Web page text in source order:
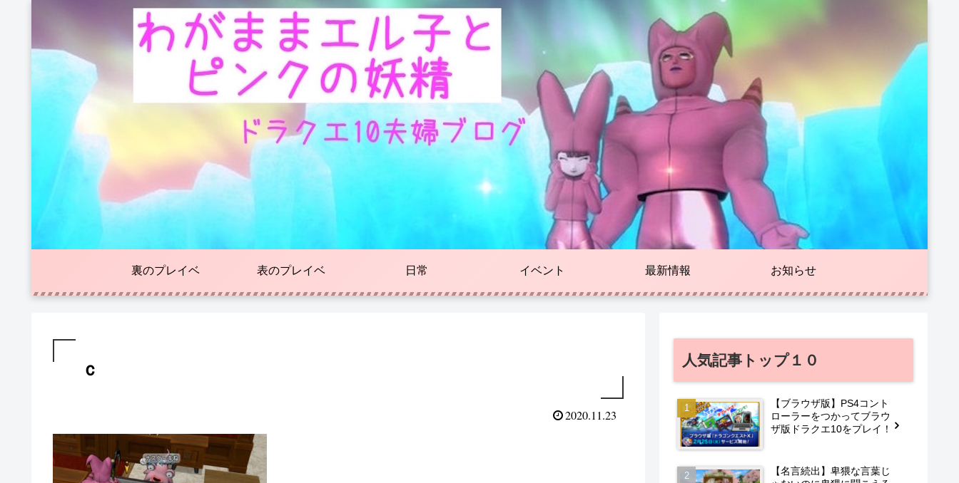
裏のプレイベ 表のプレイベ 日常 イベント 最新情報 お知らせ
ｃ
2020.11.23
人気記事トップ１０
【ブラウザ版】PS4コント
ローラーをつかってブラウ
ザ版ドラクエ10をプレイ！
【名言続出】卑猥な言葉じ